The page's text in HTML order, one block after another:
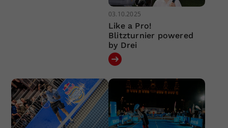
03.10.2025
Like a Pro!
Blitzturnier powered
by Drei